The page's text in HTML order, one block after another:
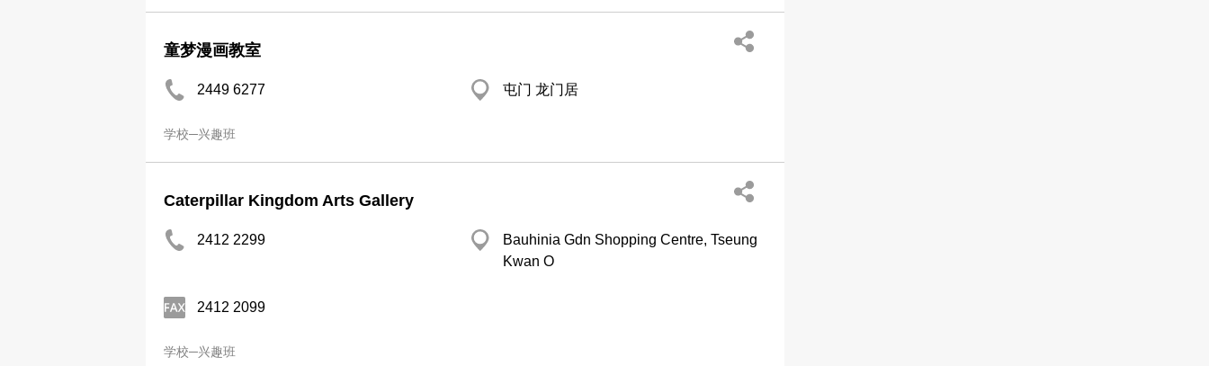
童梦漫画教室
2449 6277 屯门 龙门居
学校─兴趣班
Caterpillar Kingdom Arts Gallery
2412 2299
Bauhinia Gdn Shopping Centre, Tseung
Kwan O
2412 2099
学校─兴趣班